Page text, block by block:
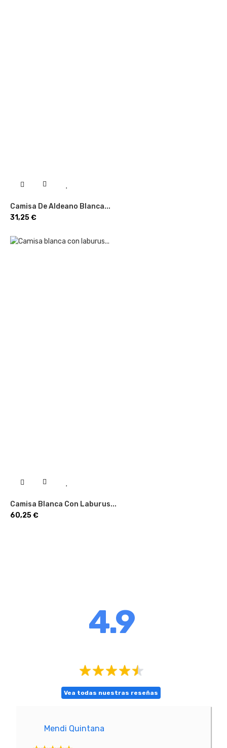
Camisa De Aldeano Blanca...
Precio
31,25 €
Camisa Blanca Con Laburus...
Precio
60,25 €
4.9
Vea todas nuestras reseñas
Mendi Quintana